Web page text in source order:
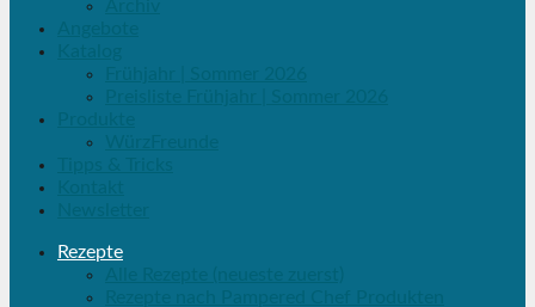
Rezepte